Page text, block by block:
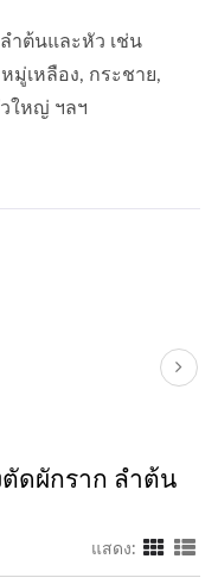
ำต้นและหัว เช่น
มู่เหลือง, กระชาย,
ใหญ่ ฯลฯ
ตัดผักราก ลำต้น
แสดง: